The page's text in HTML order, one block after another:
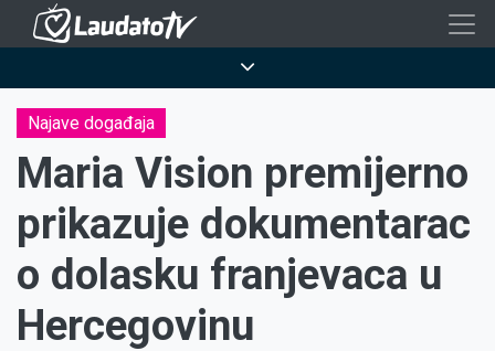
Skoči
sadržaj
Najave događaja
Maria Vision premijerno
prikazuje dokumentarac
o dolasku franjevaca u
Hercegovinu